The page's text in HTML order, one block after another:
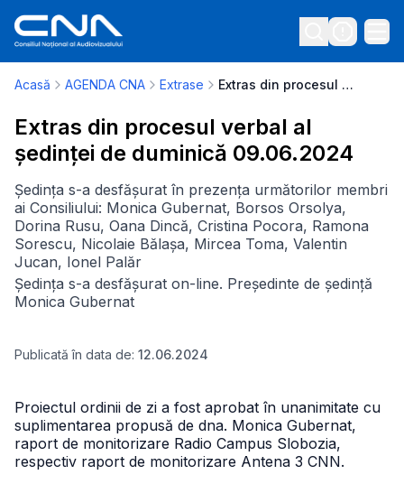
Acasă AGENDA CNA Extrase Extras din procesul verbal al ședinței de duminică 09.06.2024
Extras din procesul verbal al
ședinței de duminică 09.06.2024
Ședința s-a desfășurat în prezența următorilor membri
ai Consiliului: Monica Gubernat, Borsos Orsolya,
Dorina Rusu, Oana Dincă, Cristina Pocora, Ramona
Sorescu, Nicolaie Bălașa, Mircea Toma, Valentin
Jucan, Ionel Palăr
Ședința s-a desfășurat on-line. Președinte de ședință
Monica Gubernat
Publicată în data de: 12.06.2024
Proiectul ordinii de zi a fost aprobat în unanimitate cu
suplimentarea propusă de dna. Monica Gubernat,
raport de monitorizare Radio Campus Slobozia,
respectiv raport de monitorizare Antena 3 CNN.